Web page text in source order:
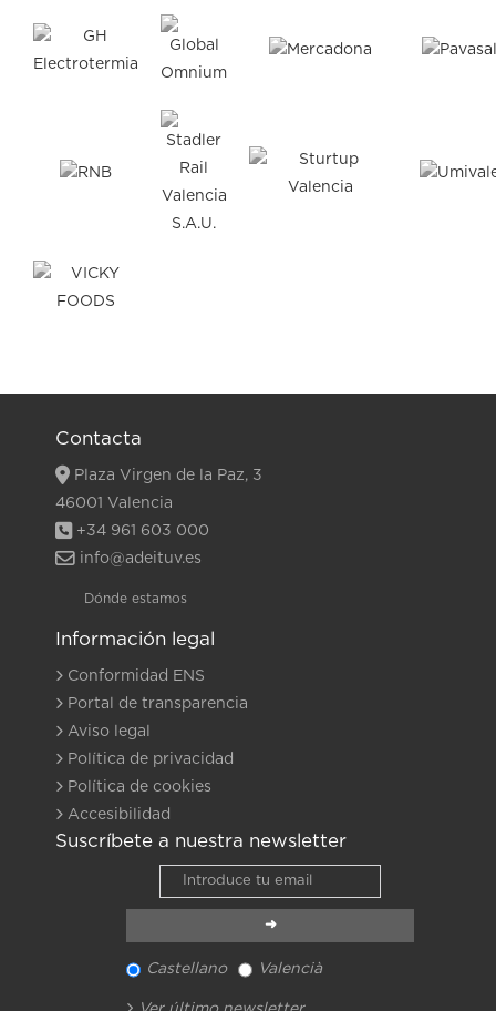
Contacta
Plaza Virgen de la Paz, 3
46001 Valencia
+34 961 603 000
info@adeituv.es
Dónde estamos
Información legal
Conformidad ENS
Portal de transparencia
Aviso legal
Política de privacidad
Política de cookies
Accesibilidad
Suscríbete a nuestra newsletter
Castellano Valencià